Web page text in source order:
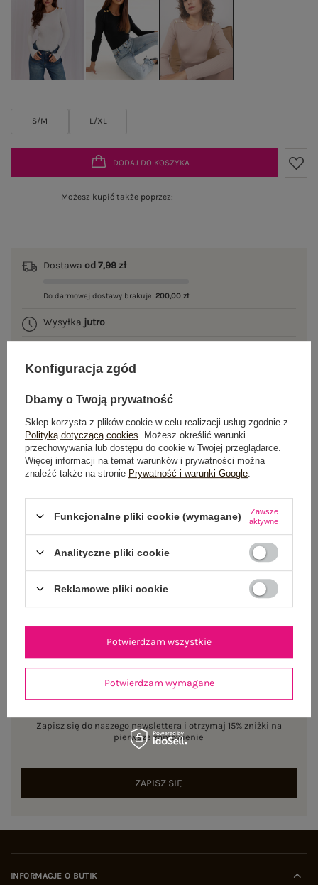
S/M L/XL
DODAJ DO KOSZYKA
Możesz kupić także poprzez:
Dostawa od 7,99 zł
Do darmowej dostawy brakuje 200,00 zł
Wysyłka jutro
GŁÓWNE PARAMETRY
WYSYŁKA I DOSTAWA
ZWROTY I REKLAMACJE
NEWSLETTER
Zapisz się do naszego newslettera i otrzymaj 15% zniżki na
pierwsze zamówienie
ZAPISZ SIĘ
INFORMACJE O BUTIK
Konfiguracja zgód
Dbamy o Twoją prywatność
Sklep korzysta z plików cookie w celu realizacji usług zgodnie z
Polityką dotyczącą cookies . Możesz określić warunki
przechowywania lub dostępu do cookie w Twojej przeglądarce.
Więcej informacji na temat warunków i prywatności można
znaleźć także na stronie Prywatność i warunki Google
Funkcjonalne pliki cookie (wymagane)
Zawsze
aktywne
Analityczne pliki cookie
Reklamowe pliki cookie
Potwierdzam wymagane
Potwierdzam wszystkie